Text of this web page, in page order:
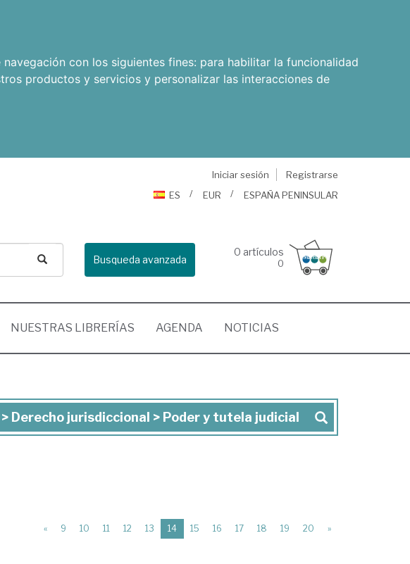
con los siguientes fines: para habilitar la funcionalidad
productos y servicios y personalizar las interacciones de
Iniciar sesión
Registrarse
ES
EUR ESPAÑA PENINSULAR
Busqueda avanzada
0 artículos
0
NUESTRAS LIBRERÍAS AGENDA NOTICIAS
Derecho jurisdiccional > Poder y tutela judicial
« 9 10 11 12 13 14(current)
15 16 17 18 19 20 »